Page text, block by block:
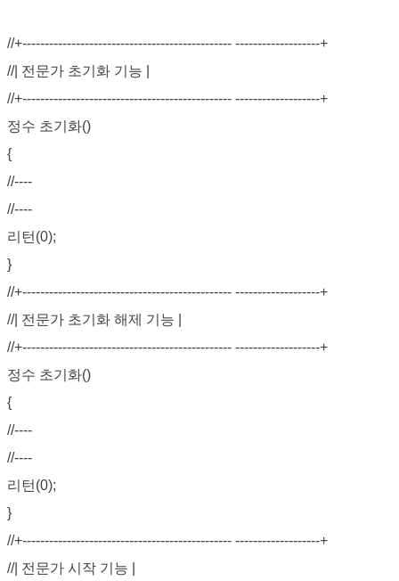
//+----------------------------------------------- -------------------+
//| 전문가 초기화 기능 |
//+----------------------------------------------- -------------------+
정수 초기화()
{
//----
//----
리턴(0);
}
//+----------------------------------------------- -------------------+
//| 전문가 초기화 해제 기능 |
//+----------------------------------------------- -------------------+
정수 초기화()
{
//----
//----
리턴(0);
}
//+----------------------------------------------- -------------------+
//| 전문가 시작 기능 |